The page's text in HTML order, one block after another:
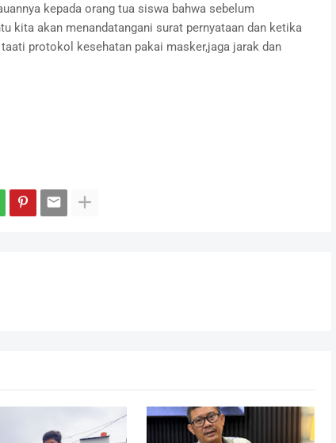
kepada orang tua siswa bahwa sebelum
kita akan menandatangani surat pernyataan dan ketika
protokol kesehatan pakai masker,jaga jarak dan